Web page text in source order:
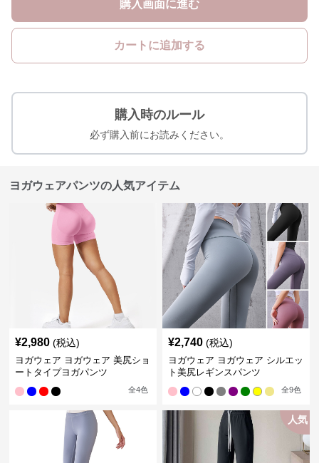
購入画面に進む
カートに追加する
購入時のルール
必ず購入前にお読みください。
ヨガウェアパンツの人気アイテム
¥2,980 (税込)
ヨガウェア ヨガウェア 美尻ショ
ートタイプヨガパンツ
全4色
¥2,740 (税込)
ヨガウェア ヨガウェア シルエッ
ト美尻レギンスパンツ
全9色
人気